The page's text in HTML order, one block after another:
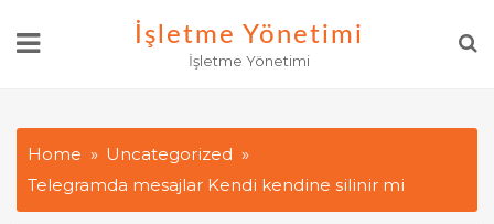
İşletme Yönetimi
İşletme Yönetimi
Home
Uncategorized
Telegramda mesajlar Kendi kendine silinir mi